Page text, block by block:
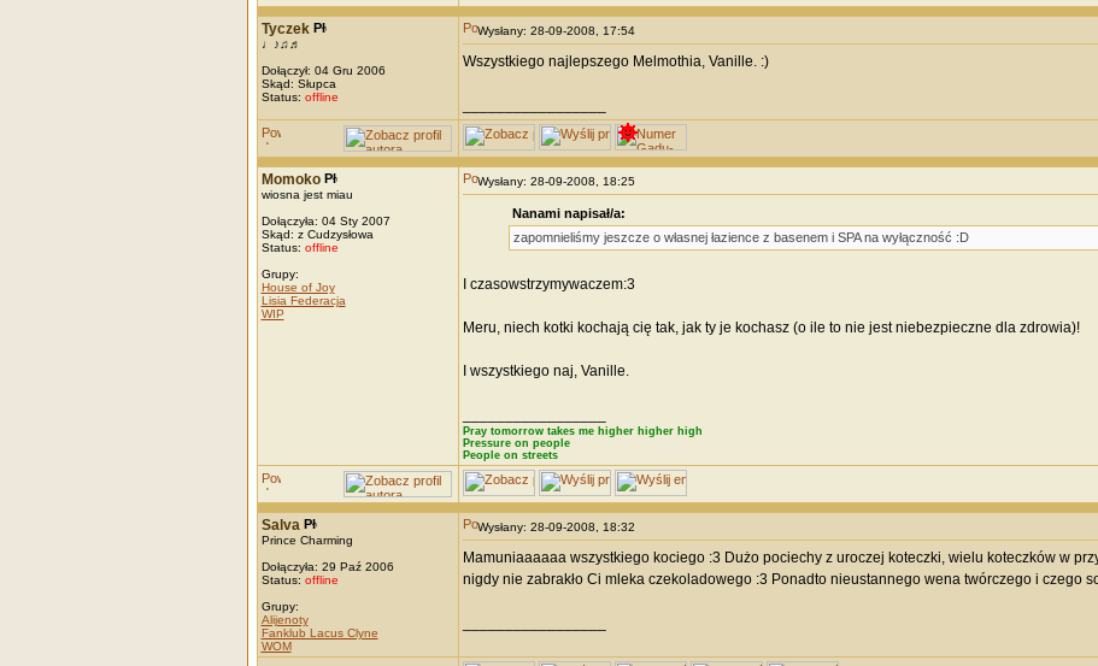
Tyczek
♩♪♫♬
Dołączył: 04 Gru 2006
Skąd: Słupca
Status: offline
Wysłany: 28-09-2008, 17:54
Wszystkiego najlepszego Melmothia, Vanille. :)
Momoko
wiosna jest miau
Dołączyła: 04 Sty 2007
Skąd: z Cudzysłowa
Status: offline
Grupy:
House of Joy
Lisia Federacja
WIP
Wysłany: 28-09-2008, 18:25
Nanami napisał/a:
zapomnieliśmy jeszcze o własnej łazience z basenem i SPA na wyłączność :D
I czasowstrzymywaczem:3
Meru, niech kotki kochają cię tak, jak ty je kochasz (o ile to nie jest niebezpieczne dla zdrowia)!
I wszystkiego naj, Vanille.
Pray tomorrow takes me higher higher high
Pressure on people
People on streets
Salva
Prince Charming
Dołączyła: 29 Paź 2006
Status: offline
Grupy:
Alijenoty
Fanklub Lacus Clyne
WOM
Wysłany: 28-09-2008, 18:32
Mamuniaaaaaa wszystkiego kociego :3 Dużo pociechy z uroczej koteczki, wielu koteczków w
nigdy nie zabrakło Ci mleka czekoladowego :3 Ponadto nieustannego wena twórczego i czego